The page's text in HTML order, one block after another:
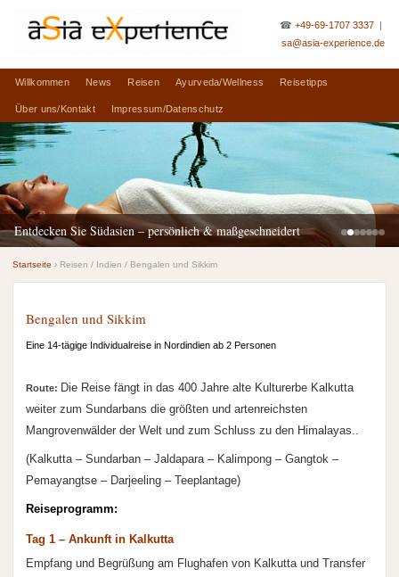
☎ +49-69-1707 3337 |
sa@asia-experience.de
Willkommen News Reisen Ayurveda/Wellness Reisetipps
Über uns/Kontakt Impressum/Datenschutz
Entdecken Sie Südasien – persönlich & maßgeschneidert
Startseite › Reisen / Indien / Bengalen und Sikkim
Bengalen und Sikkim
Eine 14-tägige Individualreise in Nordindien ab 2 Personen
Route: Die Reise fängt in das 400 Jahre alte Kulturerbe Kalkutta
weiter zum Sundarbans die größten und artenreichsten
Mangrovenwälder der Welt und zum Schluss zu den Himalayas..
(Kalkutta – Sundarban – Jaldapara – Kalimpong – Gangtok –
Pemayangtse – Darjeeling – Teeplantage)
Reiseprogramm:
Tag 1 – Ankunft in Kalkutta
Empfang und Begrüßung am Flughafen von Kalkutta und Transfer